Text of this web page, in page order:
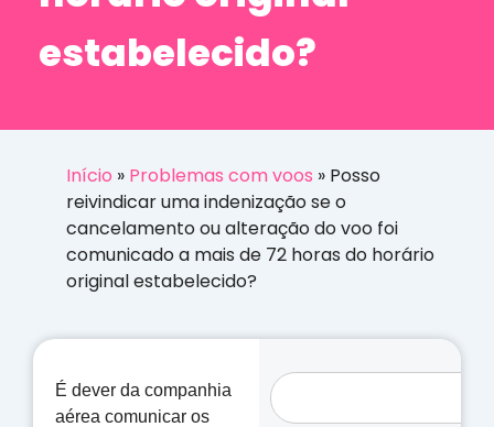
estabelecido?
Início » Problemas com voos » Posso
reivindicar uma indenização se o
cancelamento ou alteração do voo foi
comunicado a mais de 72 horas do horário
original estabelecido?
É dever da companhia
aérea comunicar os